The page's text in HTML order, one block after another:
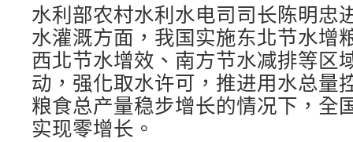
水利部农村水利水电司司长陈明忠
水灌溉方面，我国实施东北节水增
西北节水增效、南方节水减排等区
动，强化取水许可，推进用水总量
粮食总产量稳步增长的情况下，全
实现零增长。